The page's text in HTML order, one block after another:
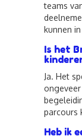
teams
kunnen
Is het
Ja. Het
parcours
Heb ik